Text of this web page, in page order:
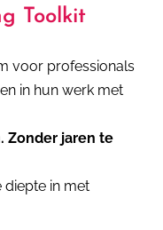
Toolkit
voor professionals
in hun werk met
Zonder jaren te
diepte in met